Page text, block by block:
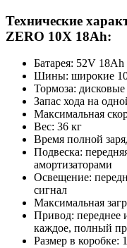
Технические
ZERO 10X 18Ah:
Батарея: 52V 18Ah
Шины: широкие
Тормоза:
Запас хода на
Максимальная
Вес: 36 кг
Время полной
Подвеска:
амортизаторами
Освещение:
сигнал
Максимальная
Привод: переднее
каждое, полный
Размер в коробке: